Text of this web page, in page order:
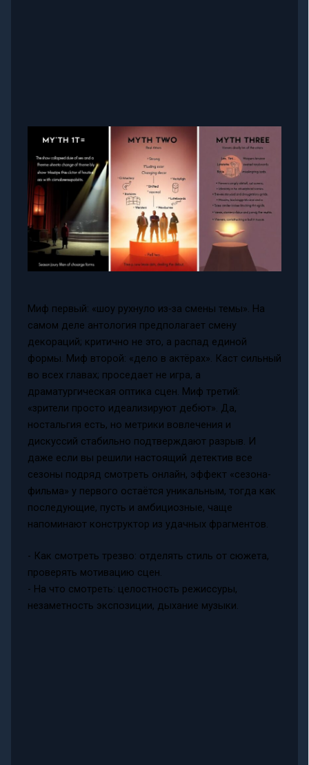
Миф первый: «шоу рухнуло из‑за смены темы». На
самом деле антология предполагает смену
декораций; критично не это, а распад единой
формы. Миф второй: «дело в актёрах». Каст сильный
во всех главах; проседает не игра, а
драматургическая оптика сцен. Миф третий:
«зрители просто идеализируют дебют». Да,
ностальгия есть, но метрики вовлечения и
дискуссий стабильно подтверждают разрыв. И
даже если вы решили настоящий детектив все
сезоны подряд смотреть онлайн, эффект «сезона-
фильма» у первого остаётся уникальным, тогда как
последующие, пусть и амбициозные, чаще
напоминают конструктор из удачных фрагментов.
- Как смотреть трезво: отделять стиль от сюжета,
проверять мотивацию сцен.
- На что смотреть: целостность режиссуры,
незаметность экспозиции, дыхание музыки.